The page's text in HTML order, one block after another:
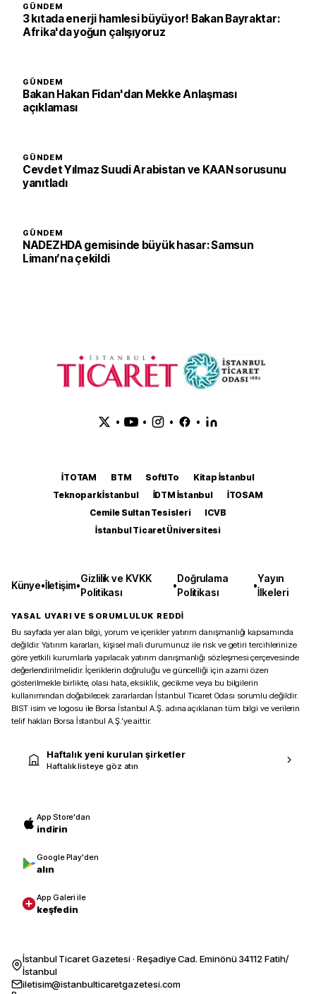
GÜNDEM
3 kıtada enerji hamlesi büyüyor! Bakan Bayraktar:
Afrika'da yoğun çalışıyoruz
GÜNDEM
Bakan Hakan Fidan'dan Mekke Anlaşması
açıklaması
GÜNDEM
Cevdet Yılmaz Suudi Arabistan ve KAAN sorusunu
yanıtladı
GÜNDEM
NADEZHDA gemisinde büyük hasar: Samsun
Limanı’na çekildi
• • • •
İTOTAM BTM SoftITo
Kitap İstanbul
Teknopark İstanbul
İDTM İstanbul
İTOSAM
Cemile Sultan Tesisleri
ICVB
İstanbul Ticaret Üniversitesi
Künye•İletişim•
Gizlilik ve KVKK
Politikası
•
Doğrulama
Politikası
•
Yayın
İlkeleri
YASAL UYARI VE SORUMLULUK REDDİ
Bu sayfada yer alan bilgi, yorum ve içerikler yatırım danışmanlığı kapsamında
değildir. Yatırım kararları, kişisel mali durumunuz ile risk ve getiri tercihlerinize
göre yetkili kurumlarla yapılacak yatırım danışmanlığı sözleşmesi çerçevesinde
değerlendirilmelidir. İçeriklerin doğruluğu ve güncelliği için azami özen
gösterilmekle birlikte, olası hata, eksiklik, gecikme veya bu bilgilerin
kullanımından doğabilecek zararlardan İstanbul Ticaret Odası sorumlu değildir.
BIST isim ve logosu ile Borsa İstanbul A.Ş. adına açıklanan tüm bilgi ve verilerin
telif hakları Borsa İstanbul A.Ş.’ye aittir.
Haftalık yeni kurulan şirketler
Haftalık listeye göz atın
App Store'dan
indirin
Google Play'den
alın
App Galeri ile
keşfedin
İstanbul Ticaret Gazetesi · Reşadiye Cad. Eminönü 34112 Fatih/
İstanbul
iletisim@istanbulticaretgazetesi.com